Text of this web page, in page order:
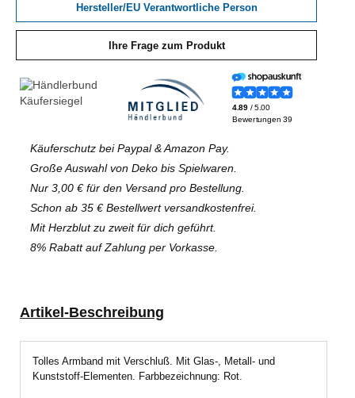
Hersteller/EU Verantwortliche Person
Ihre Frage zum Produkt
Käuferschutz bei Paypal & Amazon Pay.
Große Auswahl von Deko bis Spielwaren.
Nur 3,00 € für den Versand pro Bestellung.
Schon ab 35 € Bestellwert versandkostenfrei.
Mit Herzblut zu zweit für dich geführt.
8% Rabatt auf Zahlung per Vorkasse.
Artikel-Beschreibung
Tolles Armband mit Verschluß. Mit Glas-, Metall- und
Kunststoff-Elementen. Farbbezeichnung: Rot.